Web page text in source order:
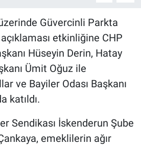
Güvercinli Parkta
etkinliğine CHP
Hüseyin Derin, Hatay
Ümit Oğuz ile
ve Bayiler Odası Başkanı
katıldı.
Sendikası İskenderun Şube
emeklilerin ağır